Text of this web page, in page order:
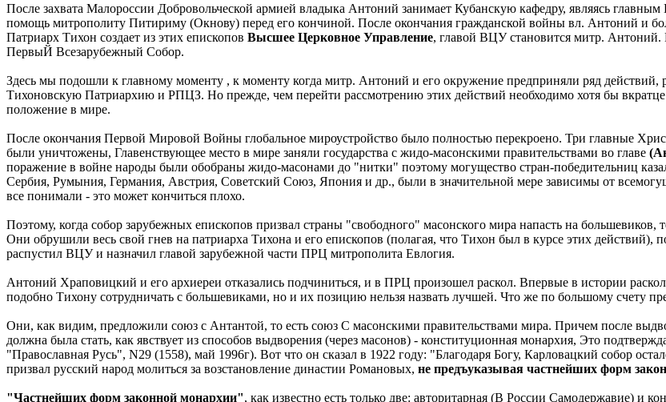
После захвата Малороссии Добровольческой армией владыка Антоний занимает Кубанскую кафедру, являясь
помощь митрополиту Питириму (Окнову) перед его кончиной. После окончания гражданской войны вл. Антоний и
Патриарх Тихон создает из этих епископов Высшее Церковное Управление, главой ВЦУ становится митр.
ПервыЙ Всезарубежный Собор.
Здесь мы подошли к главному моменту , к моменту когда митр. Антоний и его окружение предприняли ряд действий,
Тихоновскую Патриархию и РПЦЗ. Но прежде, чем перейти рассмотрению этих действий необходимо хотя бы
положение в мире.
После окончания Первой Мировой Войны глобальное мироустройство было полностью перекроено. Три главные
были уничтожены, Главенствующее место в мире заняли государства с жидо-масонскими правительствами во главе
поражение в войне народы были обобраны жидо-масонами до "нитки" поэтому могущество стран-победительниц
Сербия, Румыния, Германия, Австрия, Советский Союз, Япония и др., были в значительной мере зависимы от
все понимали - это может кончиться плохо.
Поэтому, когда собор зарубежных епископов призвал страны "свободного" масонского мира напасть на большевиков,
Они обрушили весь свой гнев на патриарха Тихона и его епископов (полагая, что Тихон был в курсе этих действий),
распустил ВЦУ и назначил главой зарубежной части ПРЦ митрополита Евлогия.
Антоний Храповицкий и его архиереи отказались подчиниться, и в ПРЦ произошел раскол. Впервые в истории
подобно Тихону сотрудничать с большевиками, но и их позицию нельзя назвать лучшей. Что же по большому счету
Они, как видим, предложили союз с Антантой, то есть союз С масонскими правительствами мира. Причем после
должна была стать, как явствует из способов выдворения (через масонов) - конституционная монархия, Это
"Православная Русь", N29 (1558), май 1996г). Вот что он сказал в 1922 году: "Благодаря Богу, Карловацкий собор
призвал русский народ молиться за возстановление династии Романовых, не предъуказывая частнейших форм
"Частнейших форм законной монархии", как известно есть только две: авторитарная (В России Самодержавие) и